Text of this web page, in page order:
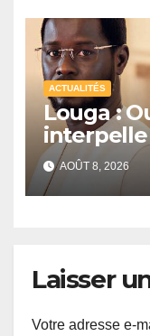
ACTUALITÉS
Louga :
interpelle
Faye sur
locales
AOÛT 8, 2026
Laisser
Votre adresse e-